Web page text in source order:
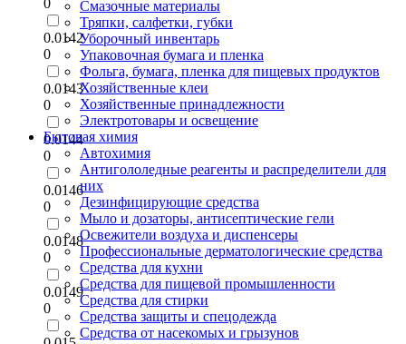
0
0.0142
0
0.0143
0
0.0144
0
0.0146
0
0.0148
0
0.0149
0
Смазочные материалы
Тряпки, салфетки, губки
Уборочный инвентарь
Упаковочная бумага и пленка
Фольга, бумага, пленка для пищевых продуктов
Хозяйственные клеи
Хозяйственные принадлежности
Электротовары и освещение
Бытовая химия
Автохимия
Антигололедные реагенты и распределители для
них
Дезинфицирующие средства
Мыло и дозаторы, антисептические гели
Освежители воздуха и диспенсеры
Профессиональные дерматологические средства
Средства для кухни
Средства для пищевой промышленности
Средства для стирки
Средства защиты и спецодежда
Средства от насекомых и грызунов